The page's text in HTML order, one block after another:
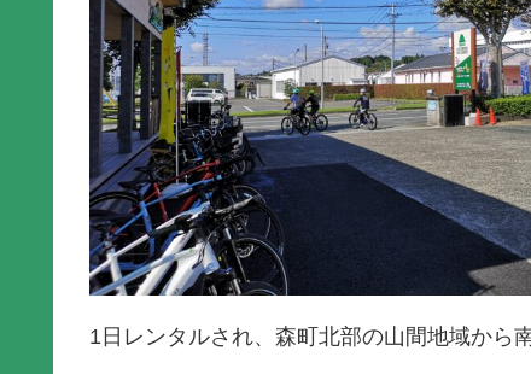
1日レンタルされ、森町北部の山間地域から